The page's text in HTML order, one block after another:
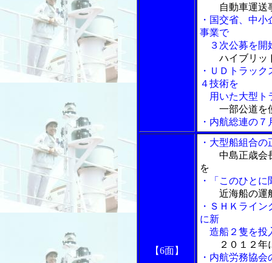
自動車運送
・国交省、中
事業で
３次公募を開
ハイブリッ
・ＵＤトラッ
４技術を
用いた大型ト
一部公道を
・内航総連の
【6面】
・大型船組合
中島正歳会
を
・「このひと
近海船の運
・ＳＨＫライ
に新
造船２隻を投
２０１２
・内航労務協